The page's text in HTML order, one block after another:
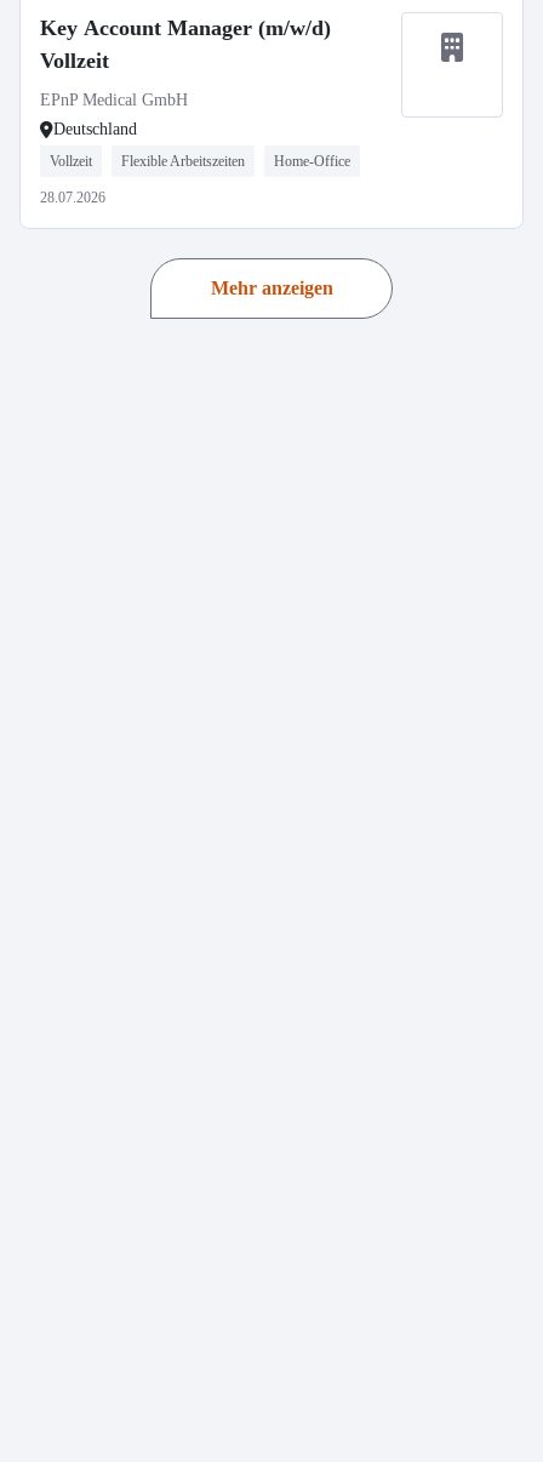
Key Account Manager (m/w/d)
Vollzeit
EPnP Medical GmbH
Deutschland
Vollzeit Flexible Arbeitszeiten Home-Office
28.07.2026
Mehr anzeigen